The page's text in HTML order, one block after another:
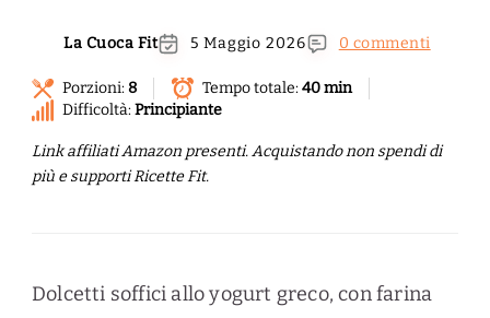
La Cuoca Fit 5 Maggio 2026 0 commenti
Porzioni:8 Tempo totale:40 min
Difficoltà:Principiante
Link affiliati Amazon presenti. Acquistando non spendi di
più e supporti Ricette Fit.
Dolcetti soffici allo yogurt greco, con farina